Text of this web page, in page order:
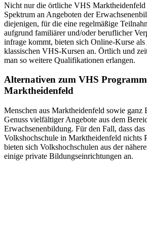
Nicht nur die örtliche VHS Marktheidenfeld
Spektrum an Angeboten der
diejenigen, für die eine regelmäßige
aufgrund familiärer und/oder beruflicher
infrage kommt, bieten sich Online-Kurse
klassischen VHS-Kursen an. Örtlich und
man so weitere Qualifikationen erlangen.
Alternativen zum VHS
Marktheidenfeld
Menschen aus Marktheidenfeld sowie ganz
Genuss vielfältiger Angebote aus dem
Erwachsenenbildung. Für den Fall, dass
Volkshochschule in Marktheidenfeld nichts
bieten sich Volkshochschulen aus der
einige private Bildungseinrichtungen an.